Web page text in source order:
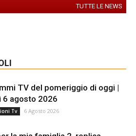
TUTTE LE NEWS
TV del pomeriggio di oggi |
6 agosto 2026
Tv 6 Agosto 2026